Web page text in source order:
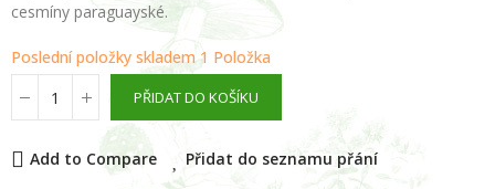
cesmíny paraguayské.
Poslední položky skladem 1 Položka
PŘIDAT DO KOŠÍKU
Add to Compare Přidat do seznamu přání